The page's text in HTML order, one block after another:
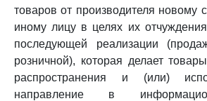
товаров от производителя новому
иному лицу в целях их
последующей реализации
розничной), которая делает
распространения и (или)
направление в